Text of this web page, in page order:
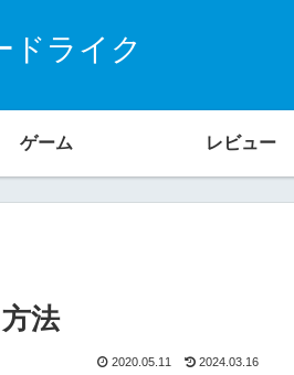
ドライク
ゲーム レビュー
法
2020.05.11 2024.03.16